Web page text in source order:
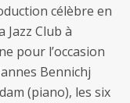
célèbre en
Club à
pour l’occasion
Bennichj
(piano), les six